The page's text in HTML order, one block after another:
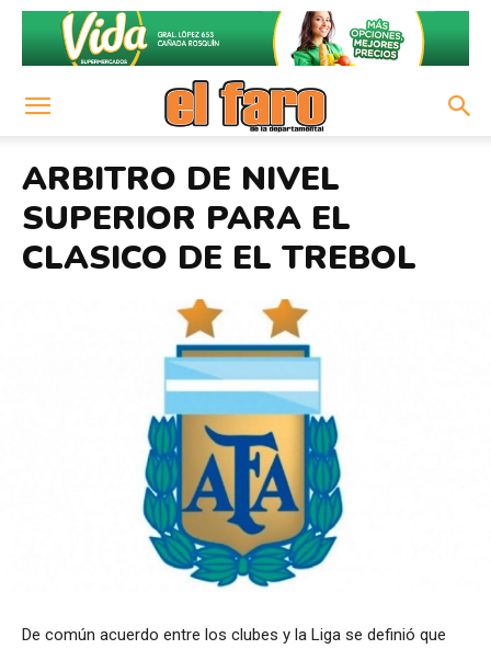
ARBITRO DE NIVEL
SUPERIOR PARA EL
CLASICO DE EL TREBOL
De común acuerdo entre los clubes y la Liga se definió que